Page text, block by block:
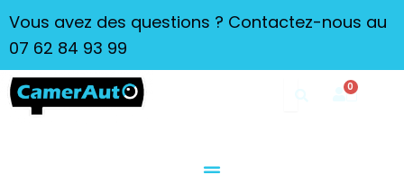
AllerVous avez des questions ? Contactez-nous au
07 62 84 93 99
0
Panier